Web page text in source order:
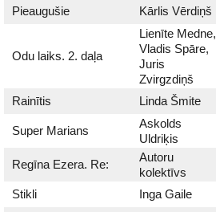
Pieaugušie Kārlis Vērdiņš
Odu laiks. 2. daļa
Lienīte Medne,
Vladis Spāre,
Juris
Zvirgzdiņš
Rainītis Linda Šmite
Super Marians
Askolds
Uldriķis
Regīna Ezera. Re:
Autoru
kolektīvs
Stikli Inga Gaile